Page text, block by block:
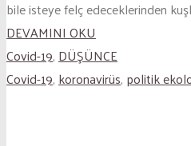
bile isteye felç edeceklerinden
DEVAMINI OKU
Covid-19,DÜŞÜNCE
Covid-19,koronavirüs, politik